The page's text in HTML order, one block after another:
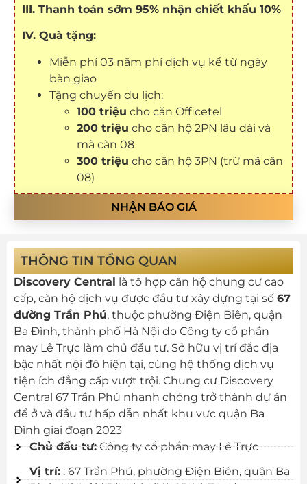
III. Thanh toán sớm 95% nhận chiết khấu 10%
IV. Quà tặng:
Miễn phí 03 năm phí dịch vụ kể từ ngày
bàn giao
Tặng chuyến du lịch:
100 triệu cho căn Officetel
200 triệu cho căn hộ 2PN lâu dài và
mã căn 08
300 triệu cho căn hộ 3PN (trừ mã căn
08)
NHẬN BÁO GIÁ
THÔNG TIN TỔNG QUAN
Discovery Central là tổ hợp căn hộ chung cư cao
cấp, căn hộ dịch vụ được đầu tư xây dựng tại số 67
đường Trần Phú, thuộc phường Điện Biên, quận
Ba Đình, thành phố Hà Nội do Công ty cổ phần
may Lê Trực làm chủ đầu tư. Sở hữu vị trí đắc địa
bậc nhất nội đô hiện tại, cùng hệ thống dịch vụ
tiện ích đẳng cấp vượt trội. Chung cư Discovery
Central 67 Trần Phú nhanh chóng trở thành dự án
để ở và đầu tư hấp dẫn nhất khu vực quận Ba
Đình giai đoạn 2023
Chủ đầu tư:Công ty cổ phần may Lê Trực
Vị trí:: 67 Trần Phú, phường Điện Biên, quận Ba